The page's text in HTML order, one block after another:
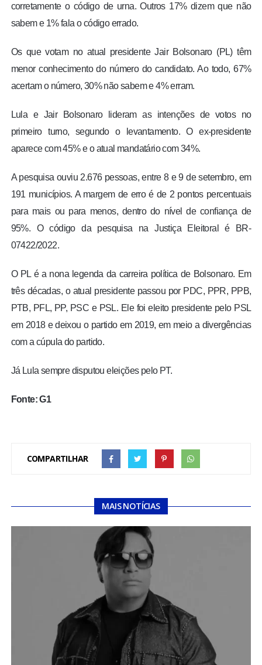
corretamente o código de urna. Outros 17% dizem que não
sabem e 1% fala o código errado.
Os que votam no atual presidente Jair Bolsonaro (PL) têm
menor conhecimento do número do candidato. Ao todo, 67%
acertam o número, 30% não sabem e 4% erram.
Lula e Jair Bolsonaro lideram as intenções de votos no
primeiro turno, segundo o levantamento. O ex-presidente
aparece com 45% e o atual mandatário com 34%.
A pesquisa ouviu 2.676 pessoas, entre 8 e 9 de setembro, em
191 municípios. A margem de erro é de 2 pontos percentuais
para mais ou para menos, dentro do nível de confiança de
95%. O código da pesquisa na Justiça Eleitoral é BR-
07422/2022.
O PL é a nona legenda da carreira política de Bolsonaro. Em
três décadas, o atual presidente passou por PDC, PPR, PPB,
PTB, PFL, PP, PSC e PSL. Ele foi eleito presidente pelo PSL
em 2018 e deixou o partido em 2019, em meio a divergências
com a cúpula do partido.
Já Lula sempre disputou eleições pelo PT.
Fonte: G1
COMPARTILHAR
MAIS NOTÍCIAS